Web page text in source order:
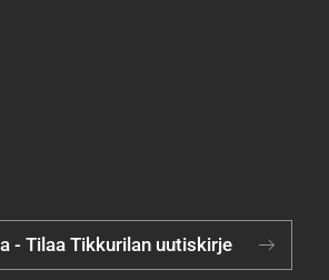
- Tilaa Tikkurilan uutiskirje